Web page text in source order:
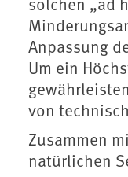
Anpassung
Um ein
von
Zusammen
natürlichen